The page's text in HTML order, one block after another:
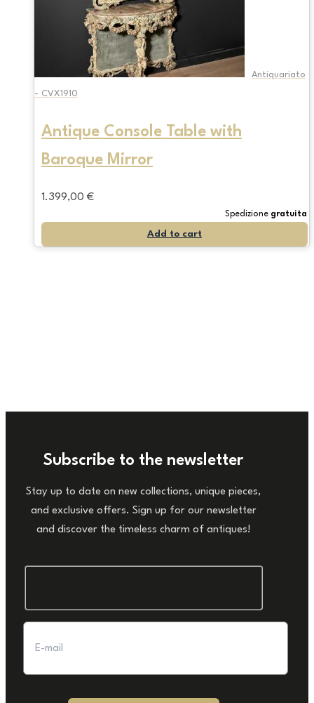
Antiquariato
- CVX1910
Antique Console Table with
Baroque Mirror
1.399,00 €
Spedizione gratuita
Add to cart
Subscribe to the newsletter
Stay up to date on new collections, unique pieces,
and exclusive offers. Sign up for our newsletter
and discover the timeless charm of antiques!